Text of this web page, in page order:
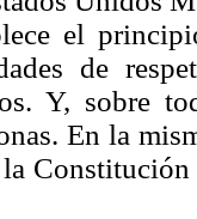
el
de
Y, sobre
En la
Constitución